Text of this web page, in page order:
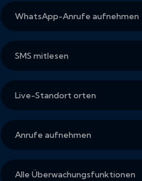
WhatsApp-Anrufe aufnehmen
SMS mitlesen
Live-Standort orten
Anrufe aufnehmen
Alle Überwachungsfunktionen